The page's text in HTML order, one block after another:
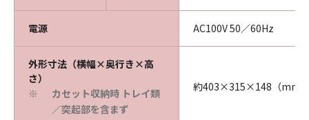
電源 AC100V 50／60Hz
外形寸法（横幅×奥行き×高
さ）
※
カセット収納時 トレイ類
／突起部を含まず
約403×315×148（mm